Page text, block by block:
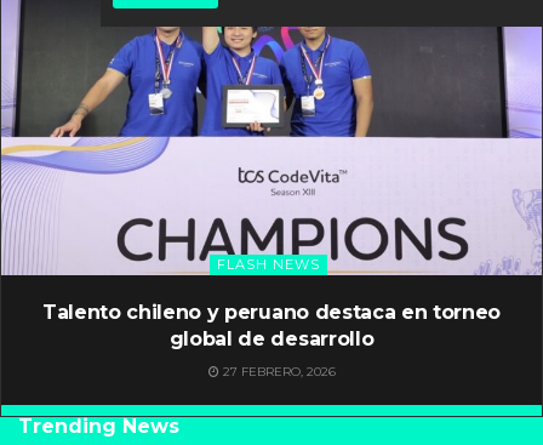
FLASH NEWS
Talento chileno y peruano destaca en torneo
global de desarrollo
27 FEBRERO, 2026
Trending News